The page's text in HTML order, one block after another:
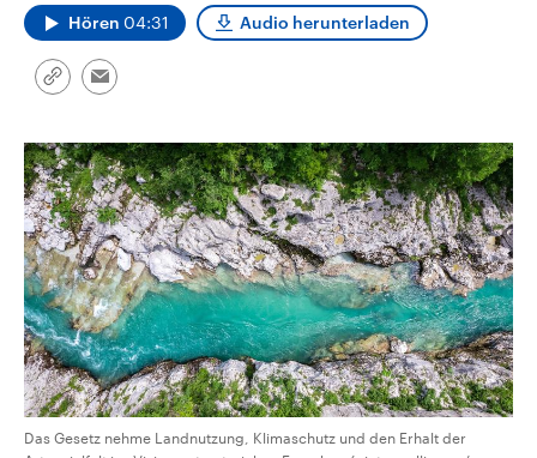
und Kandidaten der anstehenden
Wahl. Hören 04:31 Audio herunterladen
Link
Email
Das Gesetz nehme Landnutzung, Klimaschutz und den Erhalt der